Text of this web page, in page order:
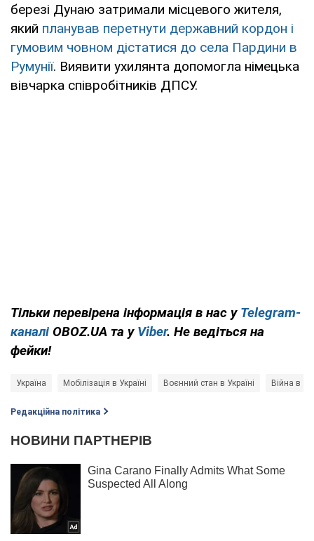
березі Дунаю затримали місцевого жителя,
який планував перетнути державний кордон і
гумовим човном дістатися до села Пардини в
Румунії. Виявити ухилянта допомогла німецька
вівчарка співробітників ДПСУ.
Тільки перевірена інформація в нас у Telegram-
каналі OBOZ.UA та у Viber. Не ведіться на
фейки!
Україна Мобілізація в Україні Воєнний стан в Україні Війна в
Редакційна політика